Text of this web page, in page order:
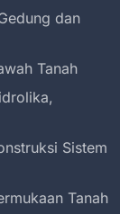
dan
Tanah
Sistem
Tanah